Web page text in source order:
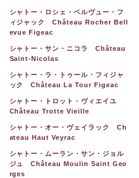
シャトー・ロシェ・ベルヴュー・フ
ィジャック Château Rocher Bell
evue Figeac
シャトー・サン・ニコラ Château
Saint-Nicolas
シャトー・ラ・トゥール・フィジャ
ック Château La Tour Figeac
シャトー・トロット・ヴィエイユ
Château Trotte Vieille
シャトー・オー・ヴェイラック Ch
ateau Haut Veyrac
シャトー・ムーラン・サン・ジョル
ジュ Château Moulin Saint Geo
rges